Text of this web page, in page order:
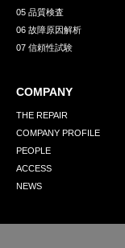
05 品質検査
06 故障原因解析
07 信頼性試験
COMPANY
THE REPAIR
COMPANY PROFILE
PEOPLE
ACCESS
NEWS